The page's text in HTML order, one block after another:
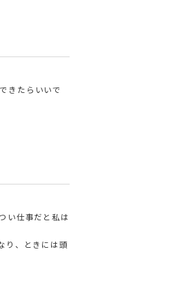
きたらいいで
い仕事だと私は
り、ときには頭